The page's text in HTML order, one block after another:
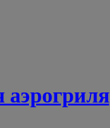
аэрогриля